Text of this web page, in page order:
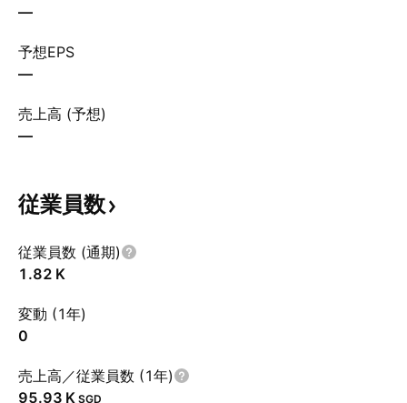
—
予想EPS
—
売上高 (予想)
—
従業員数
従業員数 (通期)
‪1.82 K‬
変動 (1年)
0
売上高／従業員数 (1年)
‪95.93 K‬ SGD